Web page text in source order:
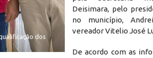
dos
Deisimara, pelo
no município,
vereador Vitelio José
De acordo com as